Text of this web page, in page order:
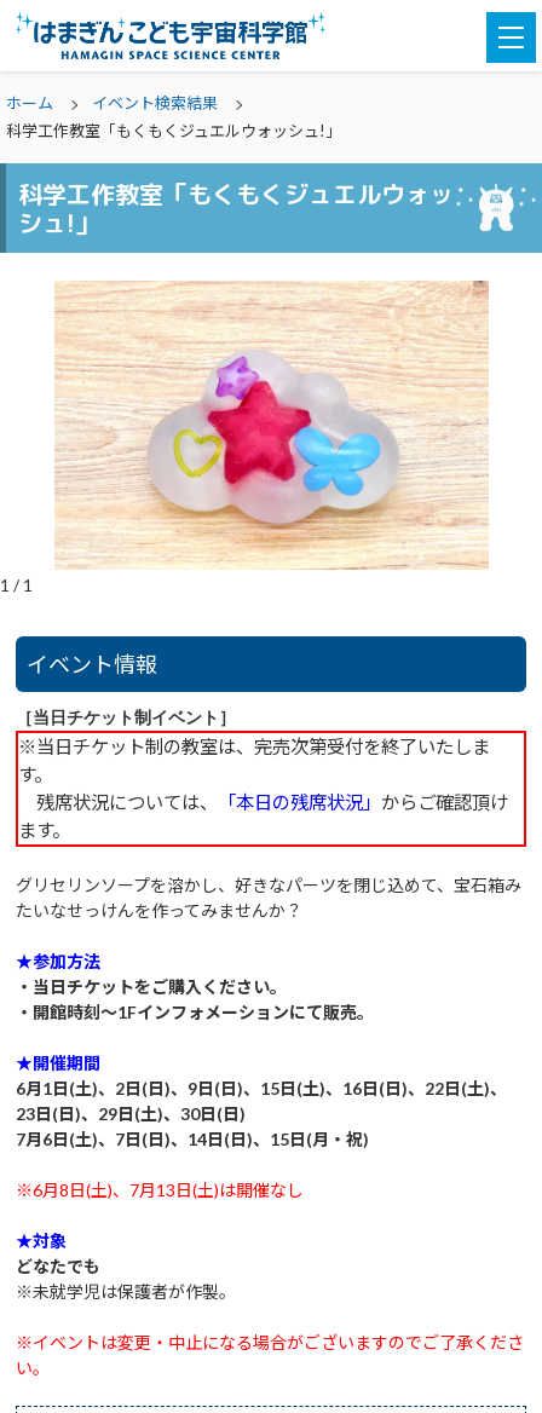
ホーム
イベント検索結果
科学工作教室「もくもくジュエルウォッシュ!」
科学工作教室「もくもくジュエルウォッ
シュ!」
1 /1
イベント情報
［当日チケット制イベント］
※当日チケット制の教室は、完売次第受付を終了いたしま
す。
残席状況については、
「本日の残席状況」 からご確認頂け
ます。
グリセリンソープを溶かし、好きなパーツを閉じ込めて、宝石箱み
たいなせっけんを作ってみませんか？
★参加方法
・当日チケットをご購入ください。
・開館時刻～1Fインフォメーションにて販売。
★開催期間
6月1日(土)、2日(日)、9日(日)、15日(土)、16日(日)、22日(土)、
23日(日)、29日(土)、30日(日)
7月6日(土)、7日(日)、14日(日)、15日(月・祝)
※6月8日(土)、7月13日(土)は開催なし
★対象
どなたでも
※未就学児は保護者が作製。
※イベントは変更・中止になる場合がございますのでご了承くださ
い。